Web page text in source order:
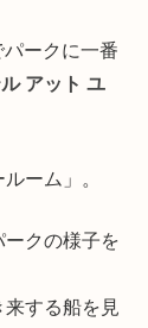
ークに一番
アット ユ
ーム」。
クの様子を
する船を見